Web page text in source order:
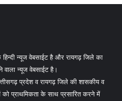
न्यूज वेबसाईट है और रायगढ़ जिले का
वाला न्यूज वेबसाईट है।
प्रदेश व रायगढ़ जिले की शासकीय व
प्राथमिकता के साथ प्रसारित करने में